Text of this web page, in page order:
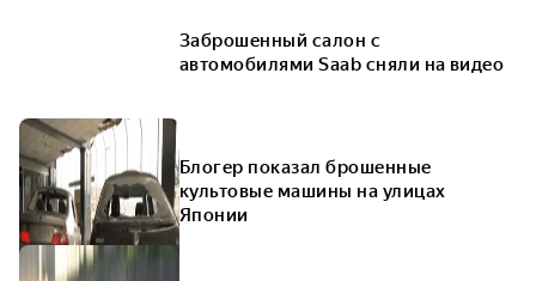
Заброшенный салон с
автомобилями Saab сняли на видео
Блогер показал брошенные
культовые машины на улицах
Японии